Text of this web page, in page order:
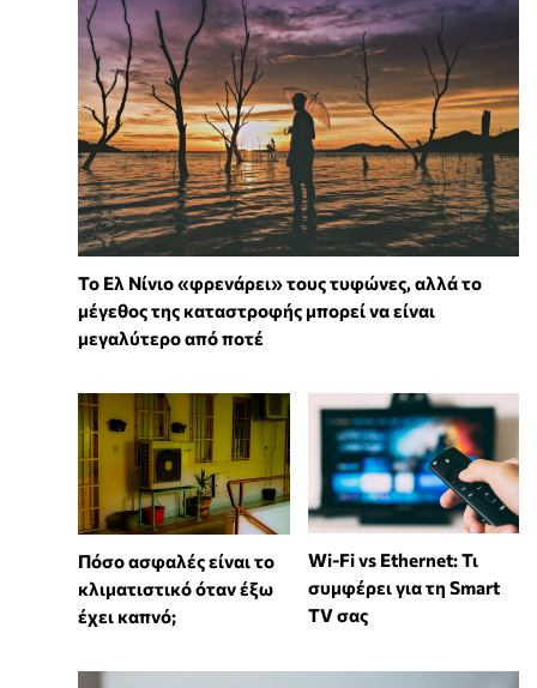
Το Ελ Νίνιο «φρενάρει» τους τυφώνες, αλλά το
μέγεθος της καταστροφής μπορεί να είναι
μεγαλύτερο από ποτέ
Πόσο ασφαλές είναι το
κλιματιστικό όταν έξω
έχει καπνό;
Wi-Fi vs Ethernet: Τι
συμφέρει για τη Smart
TV σας